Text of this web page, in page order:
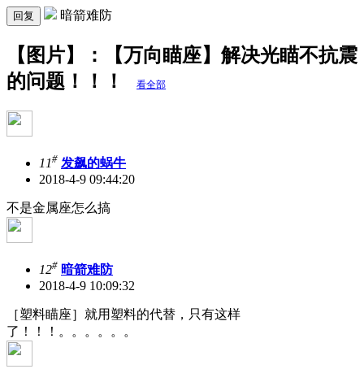
回复 暗箭难防
【图片】：【万向瞄座】解决光瞄不抗震
的问题！！！
看全部
11# 发飙的蜗牛
2018-4-9 09:44:20
不是金属座怎么搞
12# 暗箭难防
2018-4-9 10:09:32
［塑料瞄座］就用塑料的代替，只有这样
了！！！。。。。。。